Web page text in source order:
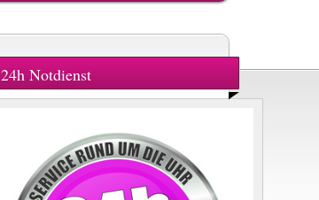
24h Notdienst